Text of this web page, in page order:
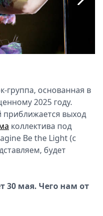
группа, основанная в
2025 году.
выход
коллектива под
Be the Light (с
будет
мая. Чего нам от